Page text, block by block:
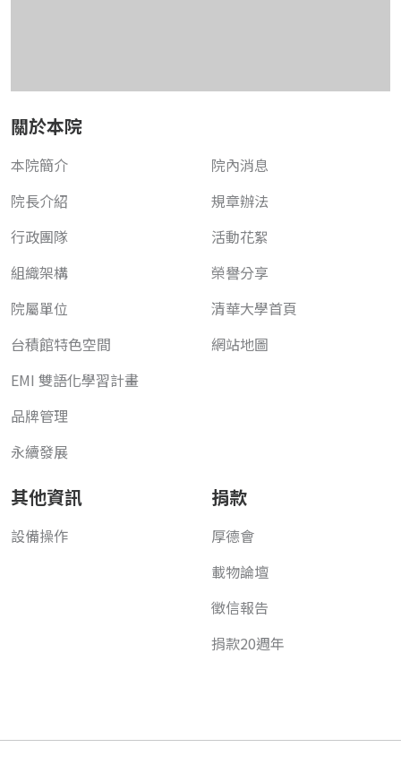
關於本院
本院簡介
院長介紹
行政團隊
組織架構
院屬單位
台積館特色空間
EMI 雙語化學習計畫
品牌管理
永續發展
院內消息
規章辦法
活動花絮
榮譽分享
清華大學首頁
網站地圖
其他資訊
設備操作
捐款
厚德會
載物論壇
徵信報告
捐款20週年